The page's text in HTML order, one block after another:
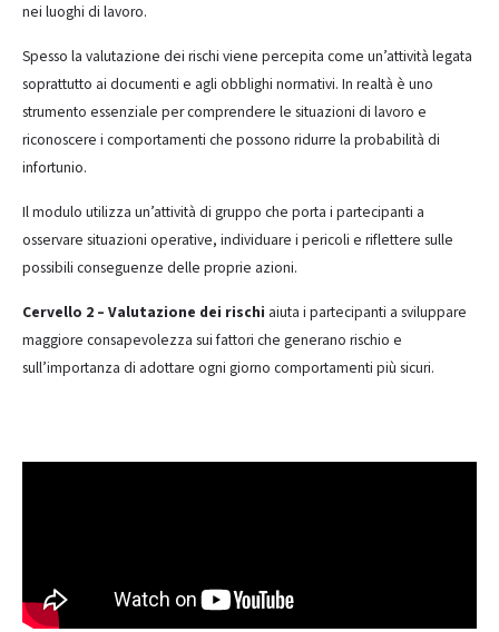
nei luoghi di lavoro.
Spesso la valutazione dei rischi viene percepita come un’attività legata
soprattutto ai documenti e agli obblighi normativi. In realtà è uno
strumento essenziale per comprendere le situazioni di lavoro e
riconoscere i comportamenti che possono ridurre la probabilità di
infortunio.
Il modulo utilizza un’attività di gruppo che porta i partecipanti a
osservare situazioni operative, individuare i pericoli e riflettere sulle
possibili conseguenze delle proprie azioni.
Cervello 2 – Valutazione dei rischi aiuta i partecipanti a sviluppare
maggiore consapevolezza sui fattori che generano rischio e
sull’importanza di adottare ogni giorno comportamenti più sicuri.